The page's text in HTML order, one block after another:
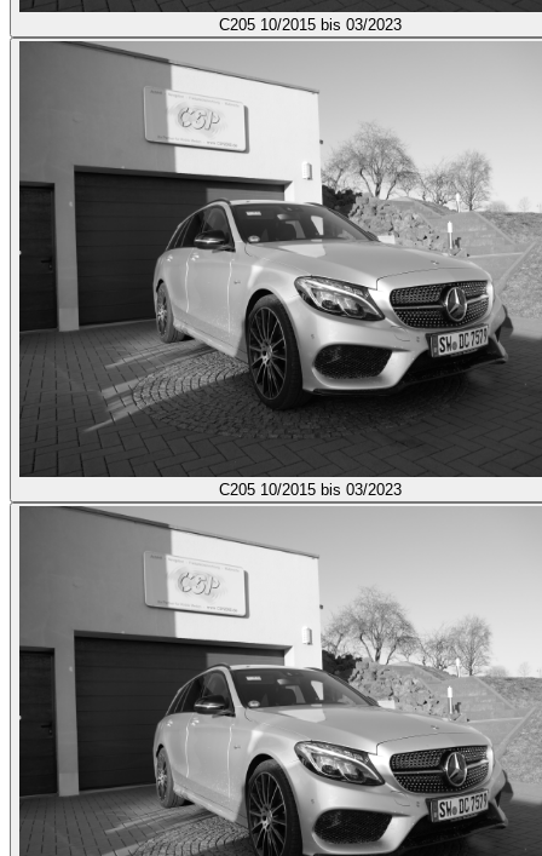
C205 10/2015 bis 03/2023
C205 10/2015 bis 03/2023